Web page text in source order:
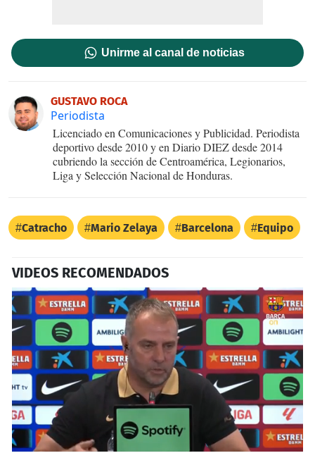
Unirme al canal de noticias
GUSTAVO ROCA
Periodista
Licenciado en Comunicaciones y Publicidad. Periodista
deportivo desde 2010 y en Diario DIEZ desde 2014
cubriendo la sección de Centroamérica, Legionarios,
Liga y Selección Nacional de Honduras.
Catracho Mario Zelaya Barcelona Equipo
VIDEOS RECOMENDADOS